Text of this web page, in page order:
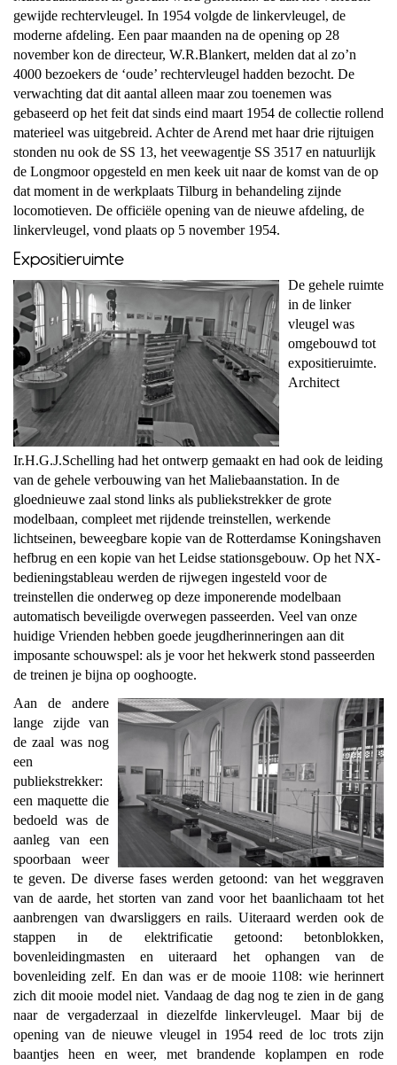
gewijde rechtervleugel. In 1954 volgde de linkervleugel, de
moderne afdeling. Een paar maanden na de opening op 28
november kon de directeur, W.R.Blankert, melden dat al zo’n
4000 bezoekers de ‘oude’ rechtervleugel hadden bezocht. De
verwachting dat dit aantal alleen maar zou toenemen was
gebaseerd op het feit dat sinds eind maart 1954 de collectie rollend
materieel was uitgebreid. Achter de Arend met haar drie rijtuigen
stonden nu ook de SS 13, het veewagentje SS 3517 en natuurlijk
de Longmoor opgesteld en men keek uit naar de komst van de op
dat moment in de werkplaats Tilburg in behandeling zijnde
locomotieven. De officiële opening van de nieuwe afdeling, de
linkervleugel, vond plaats op 5 november 1954.
Expositieruimte
De gehele ruimte
in de linker
vleugel was
omgebouwd tot
expositieruimte.
Architect
Ir.H.G.J.Schelling had het ontwerp gemaakt en had ook de leiding
van de gehele verbouwing van het Maliebaanstation. In de
gloednieuwe zaal stond links als publiekstrekker de grote
modelbaan, compleet met rijdende treinstellen, werkende
lichtseinen, beweegbare kopie van de Rotterdamse Koningshaven
hefbrug en een kopie van het Leidse stationsgebouw. Op het NX-
bedieningstableau werden de rijwegen ingesteld voor de
treinstellen die onderweg op deze imponerende modelbaan
automatisch beveiligde overwegen passeerden. Veel van onze
huidige Vrienden hebben goede jeugdherinneringen aan dit
imposante schouwspel: als je voor het hekwerk stond passeerden
de treinen je bijna op ooghoogte.
Aan de andere
lange zijde van
de zaal was nog
een
publiekstrekker:
een maquette die
bedoeld was de
aanleg van een
spoorbaan weer
te geven. De diverse fases werden getoond: van het weggraven
van de aarde, het storten van zand voor het baanlichaam tot het
aanbrengen van dwarsliggers en rails. Uiteraard werden ook de
stappen in de elektrificatie getoond: betonblokken,
bovenleidingmasten en uiteraard het ophangen van de
bovenleiding zelf. En dan was er de mooie 1108: wie herinnert
zich dit mooie model niet. Vandaag de dag nog te zien in de gang
naar de vergaderzaal in diezelfde linkervleugel. Maar bij de
opening van de nieuwe vleugel in 1954 reed de loc trots zijn
baantjes heen en weer, met brandende koplampen en rode